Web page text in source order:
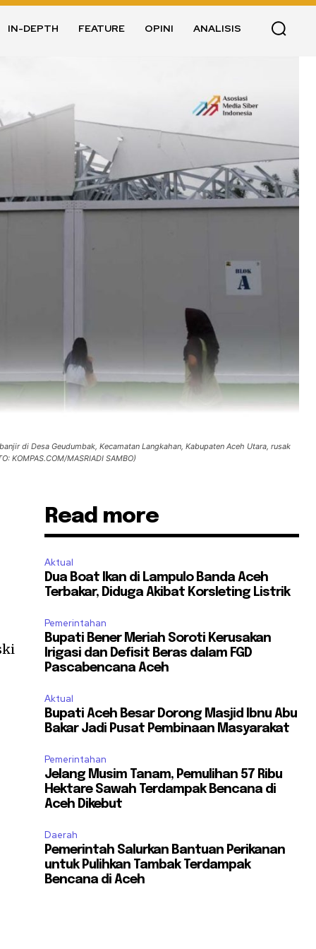
IN-DEPTH FEATURE OPINI ANALISIS
di Desa Geudumbak, Kecamatan Langkahan, Kabupaten Aceh Utara, rusak
KOMPAS.COM/MASRIADI SAMBO)
Read more
Aktual
Dua Boat Ikan di Lampulo Banda Aceh
Terbakar, Diduga Akibat Korsleting Listrik
Pemerintahan
Bupati Bener Meriah Soroti Kerusakan
Irigasi dan Defisit Beras dalam FGD
Pascabencana Aceh
Aktual
Bupati Aceh Besar Dorong Masjid Ibnu Abu
Bakar Jadi Pusat Pembinaan Masyarakat
Pemerintahan
Jelang Musim Tanam, Pemulihan 57 Ribu
Hektare Sawah Terdampak Bencana di
Aceh Dikebut
Daerah
Pemerintah Salurkan Bantuan Perikanan
untuk Pulihkan Tambak Terdampak
Bencana di Aceh